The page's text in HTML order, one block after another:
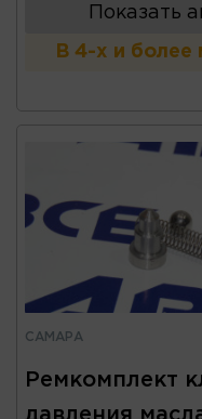
Показать
В 4-х и более
САМАРА
Ремкомплект
давления